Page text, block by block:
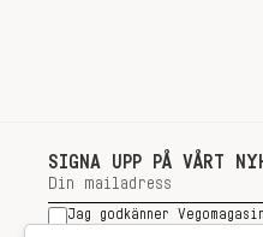
SIGNA UPP PÅ VÅRT
Jag godkänner